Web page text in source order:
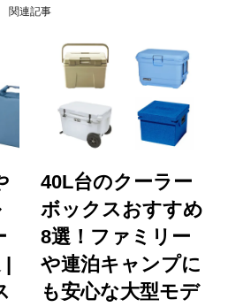
関連記事
|
40L台のクーラー
ボックスおすすめ
8選！ファミリー
や連泊キャンプに
も安心な大型モデ